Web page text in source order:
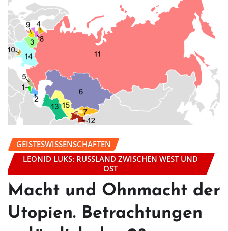
GEISTESWISSENSCHAFTEN
LEONID LUKS: RUSSLAND ZWISCHEN WEST UND
OST
Macht und Ohnmacht der
Utopien. Betrachtungen